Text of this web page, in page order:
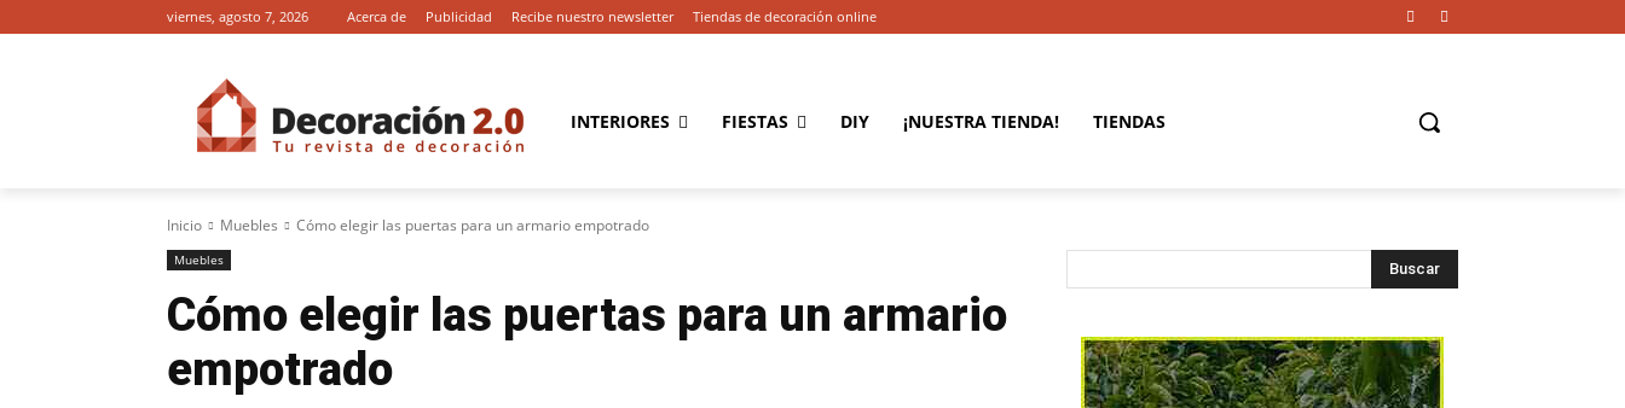
viernes, agosto 7, 2026 Acerca de Publicidad Recibe nuestro newsletter Tiendas de decoración online
INTERIORES FIESTAS DIY ¡NUESTRA TIENDA! TIENDAS
Inicio Muebles Cómo elegir las puertas para un armario empotrado
Muebles
Cómo elegir las puertas para un armario
empotrado
Buscar